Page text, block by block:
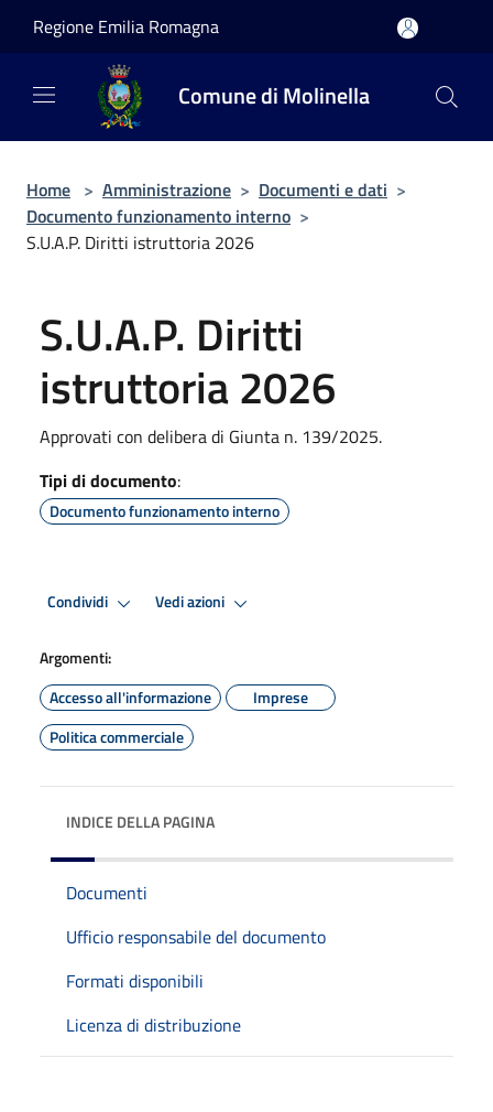
Regione Emilia Romagna
Comune di Molinella
Home > Amministrazione > Documenti e dati >
Documento funzionamento interno >
S.U.A.P. Diritti istruttoria 2026
S.U.A.P. Diritti
istruttoria 2026
Approvati con delibera di Giunta n. 139/2025.
Tipi di documento:
Documento funzionamento interno
Condividi Vedi azioni
Argomenti:
Accesso all'informazione
Imprese
Politica commerciale
INDICE DELLA PAGINA
Documenti
Ufficio responsabile del documento
Formati disponibili
Licenza di distribuzione